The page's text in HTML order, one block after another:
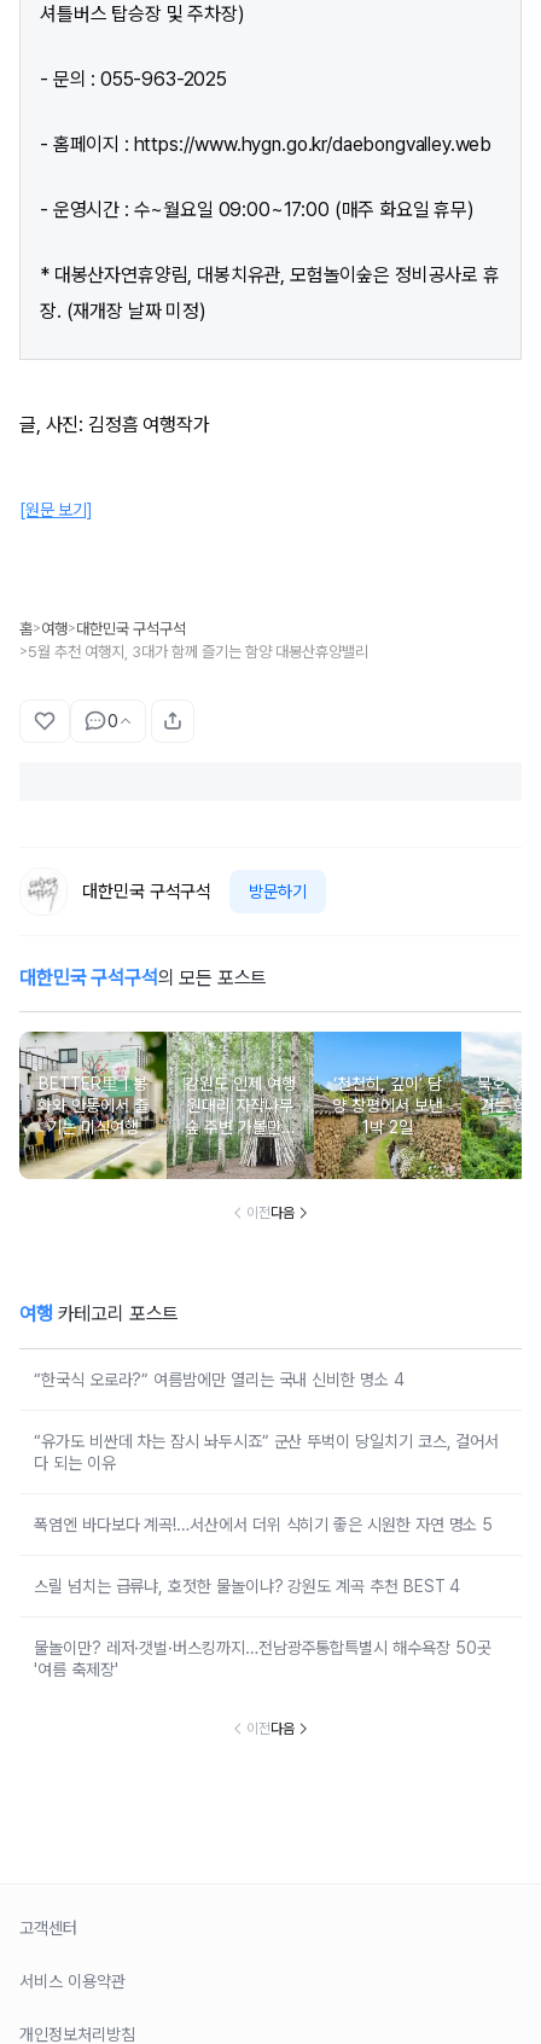
셔틀버스 탑승장 및 주차장)
- 문의 : 055-963-2025
- 홈페이지 : https://www.hygn.go.kr/daebongvalley.web
- 운영시간 : 수~월요일 09:00~17:00 (매주 화요일 휴무)
* 대봉산자연휴양림, 대봉치유관, 모험놀이숲은 정비공사로 휴
장. (재개장 날짜 미정)
글, 사진: 김정흠 여행작가
[원문 보기]
홈>여행>대한민국 구석구석
>5월 추천 여행지, 3대가 함께 즐기는 함양 대봉산휴양밸리
0
대한민국 구석구석 방문하기
대한민국 구석구석의 모든 포스트
BETTER里ㅣ봉
화와 안동에서 즐
기는 미식여행
강원도 인제 여행
원대리 자작나무
숲 주변 가볼만한
곳 추천 :: 인제 자
작나무 숲, 자작나
인환문학관, 책방
‘천천히, 깊이’ 담
양 창평에서 보낸
1박 2일
묵호, 걸
기는 항
여
이전다음
여행 카테고리 포스트
“한국식 오로라?” 여름밤에만 열리는 국내 신비한 명소 4
“유가도 비싼데 차는 잠시 놔두시죠” 군산 뚜벅이 당일치기 코스, 걸어서
다 되는 이유
폭염엔 바다보다 계곡!…서산에서 더위 식히기 좋은 시원한 자연 명소 5
스릴 넘치는 급류냐, 호젓한 물놀이냐? 강원도 계곡 추천 BEST 4
물놀이만? 레저·갯벌·버스킹까지…전남광주통합특별시 해수욕장 50곳
'여름 축제장'
이전다음
고객센터
서비스 이용약관
개인정보처리방침